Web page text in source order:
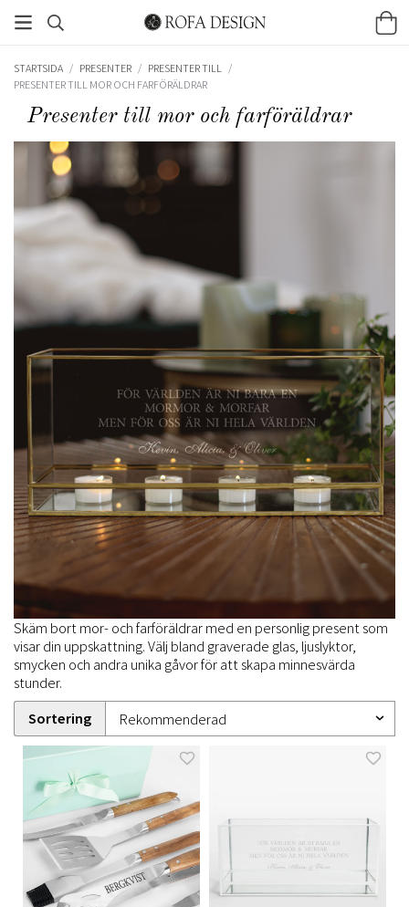
STARTSIDA / PRESENTER / PRESENTER TILL
/
PRESENTER TILL MOR OCH FARFÖRÄLDRAR
Presenter till mor och farföräldrar
Skäm bort mor- och farföräldrar med en personlig present som
visar din uppskattning. Välj bland graverade glas, ljuslyktor,
smycken och andra unika gåvor för att skapa minnesvärda
stunder.
Sortering